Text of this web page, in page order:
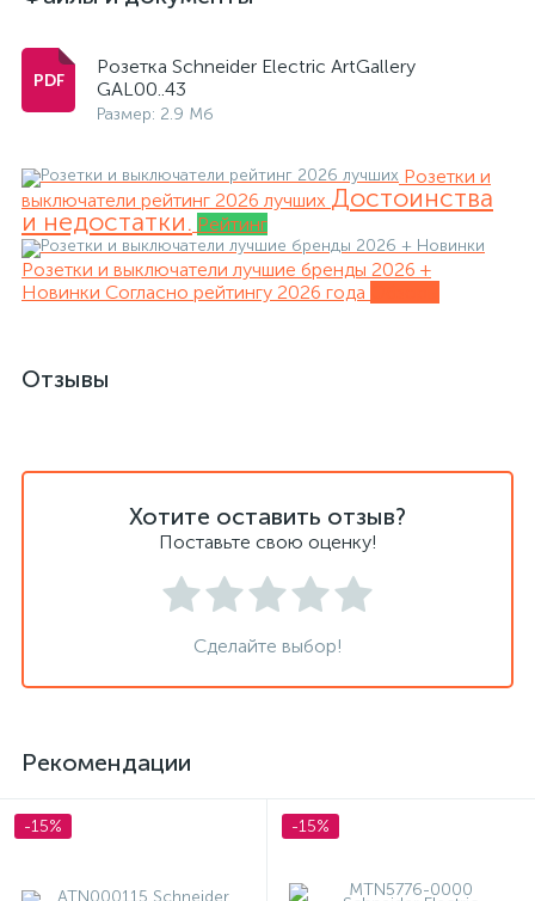
Розетка Schneider Electric ArtGallery
GAL00..43
Размер: 2.9 Мб
Розетки и
выключатели рейтинг 2026 лучших Достоинства
и недостатки. Рейтинг
Розетки и выключатели лучшие бренды 2026 +
Новинки Согласно рейтингу 2026 года
Отзывы
Хотите оставить отзыв?
Поставьте свою оценку!
Сделайте выбор!
Рекомендации
-15% -15%